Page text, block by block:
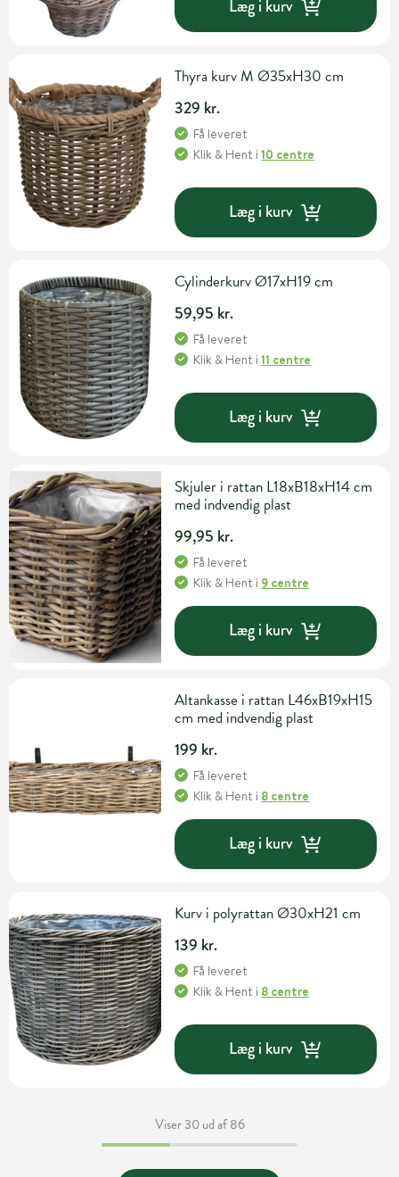
Læg i kurv
Thyra kurv M Ø35xH30 cm
329 kr.
Få leveret
Klik & Hent i10 centre
Læg i kurv
Cylinderkurv Ø17xH19 cm
59,95 kr.
Få leveret
Klik & Hent i11 centre
Læg i kurv
Skjuler i rattan L18xB18xH14 cm
med indvendig plast
99,95 kr.
Få leveret
Klik & Hent i 9 centre
Læg i kurv
Altankasse i rattan L46xB19xH15
cm med indvendig plast
199 kr.
Få leveret
Klik & Hent i 8 centre
Læg i kurv
Kurv i polyrattan Ø30xH21 cm
139 kr.
Få leveret
Klik & Hent i 8 centre
Læg i kurv
Viser 30 ud af 86